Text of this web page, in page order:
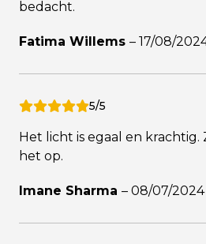
bedacht.
Fatima Willems – 17/08/
5/5
Het licht is egaal en
het op.
Imane Sharma – 08/07/2024